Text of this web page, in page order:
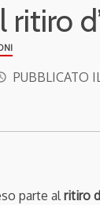
PUBBLICATO
parte alritiro